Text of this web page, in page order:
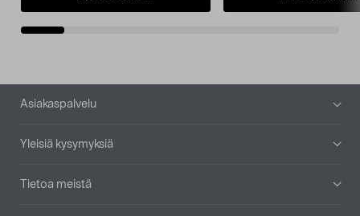
Alatunniste
Asiakaspalvelu
Yleisiä kysymyksiä
Tietoa meistä